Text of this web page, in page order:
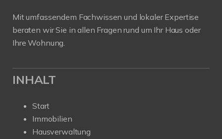
Mit umfassendem Fachwissen und lokaler Expertise
beraten wir Sie in allen Fragen rund um Ihr Haus oder
Ihre Wohnung.
INHALT
Start
Immobilien
Hausverwaltung